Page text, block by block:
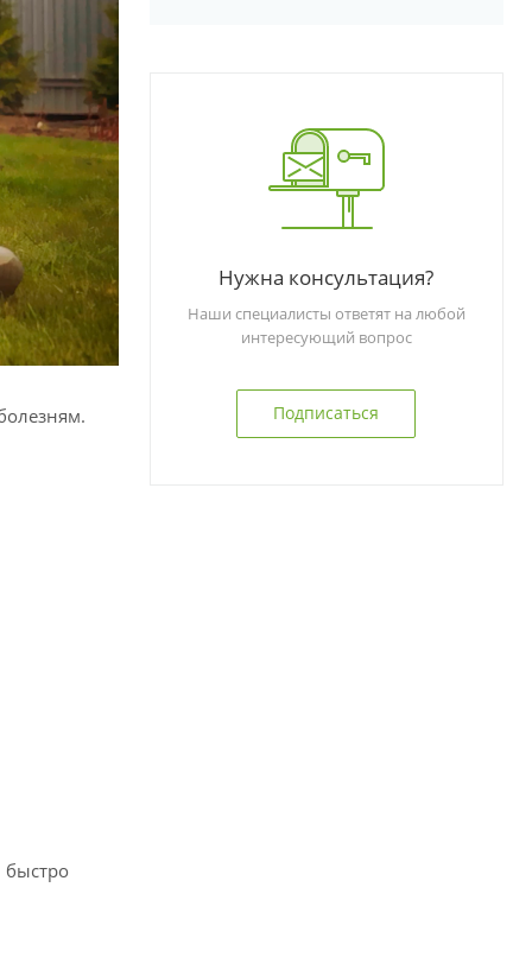
быстро
Нужна консультация?
Наши специалисты ответят на любой
интересующий вопрос
Подписаться